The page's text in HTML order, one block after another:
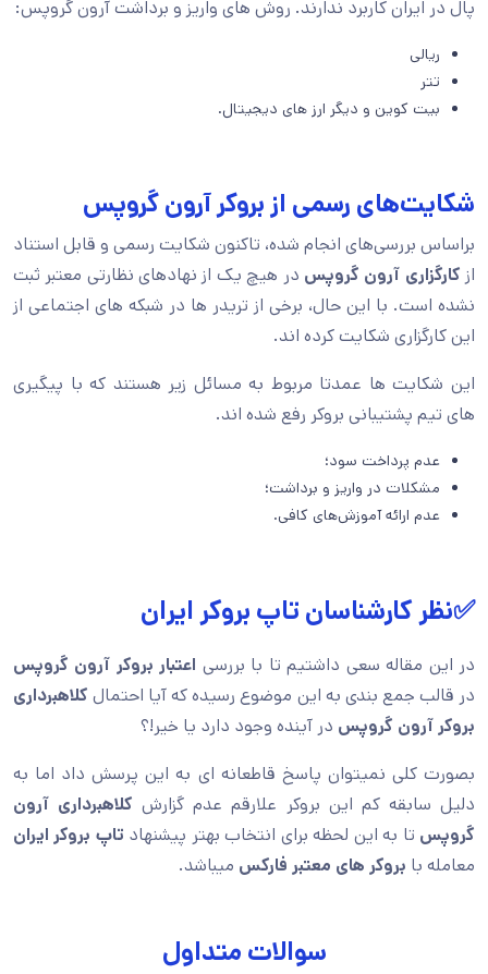
پال در ایران کاربرد ندارند. روش های واریز و برداشت آرون گروپس:
ریالی
تتر
بیت کوین و دیگر ارز های دیجیتال.
شکایت‌های رسمی از بروکر آرون گروپس
براساس بررسی‌های انجام‌ شده، تاکنون شکایت رسمی و قابل استناد
از کارگزاری آرون گروپس در هیچ یک از نهادهای نظارتی معتبر ثبت
نشده است. با این‌ حال، برخی از ‌تریدر ها در شبکه‌ های اجتماعی از
این کارگزاری شکایت کرده ‌اند.
این شکایت‌ ها عمدتا مربوط به مسائل زیر هستند که با پیگیری
های تیم پشتیبانی بروکر رفع شده اند.
عدم پرداخت سود؛
مشکلات در واریز و برداشت؛
عدم ارائه آموزش‌های کافی.
✅نظر کارشناسان تاپ بروکر ایران
در این مقاله سعی داشتیم تا با بررسی اعتبار بروکر آرون گروپس
در قالب جمع بندی به این موضوع رسیده که آیا احتمال کلاهبرداری
بروکر آرون گروپس در آینده وجود دارد یا خیر!؟
بصورت کلی نمیتوان پاسخ قاطعانه ای به این پرسش داد اما به
دلیل سابقه کم این بروکر علارقم عدم گزارشکلاهبرداری آرون
گروپس تا به این لحظه برای انتخاب بهتر پیشنهاد تاپ بروکر ایران
معامله با بروکر های معتبر فارکس میباشد.
سوالات متداول